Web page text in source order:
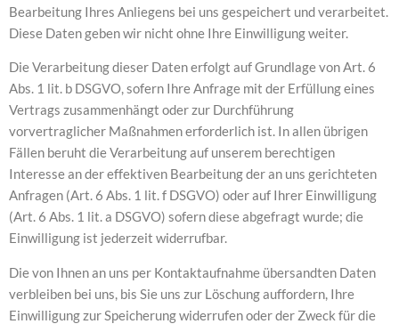
Bearbeitung Ihres Anliegens bei uns gespeichert und verarbeitet.
Diese Daten geben wir nicht ohne Ihre Einwilligung weiter.
Die Verarbeitung dieser Daten erfolgt auf Grundlage von Art. 6
Abs. 1 lit. b DSGVO, sofern Ihre Anfrage mit der Erfüllung eines
Vertrags zusammenhängt oder zur Durchführung
vorvertraglicher Maßnahmen erforderlich ist. In allen übrigen
Fällen beruht die Verarbeitung auf unserem berechtigen
Interesse an der effektiven Bearbeitung der an uns gerichteten
Anfragen (Art. 6 Abs. 1 lit. f DSGVO) oder auf Ihrer Einwilligung
(Art. 6 Abs. 1 lit. a DSGVO) sofern diese abgefragt wurde; die
Einwilligung ist jederzeit widerrufbar.
Die von Ihnen an uns per Kontaktaufnahme übersandten Daten
verbleiben bei uns, bis Sie uns zur Löschung auffordern, Ihre
Einwilligung zur Speicherung widerrufen oder der Zweck für die